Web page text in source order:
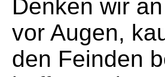
Denken wir
vor Augen,
den Feinden